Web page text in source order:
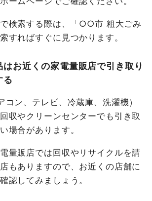
検索する際は、「○○市 粗大ごみ
すればすぐに見つかります。
はお近くの家電量販店で引き取り
る
コン、テレビ、冷蔵庫、洗濯機）
収やクリーンセンターでも引き取
場合があります。
量販店では回収やリサイクルを請
もありますので、お近くの店舗に
認してみましょう。